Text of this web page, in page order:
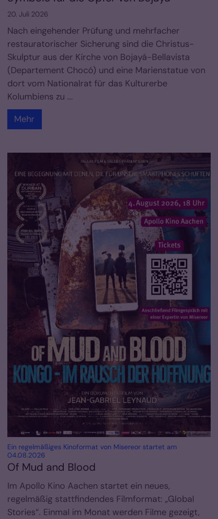
20. Juli 2026
Nach eingehender Prüfung und mehrfacher
restauratorischer Sicherung sind die Christus-
Skulptur aus der Kirche von Bojayá-Bellavista
(Departement Chocó) und eine Marienstatue von
dort vom Nationalrat für das Kulturerbe
Kolumbiens zu ...
Mehr
© Misereor
Ein regelmäßiges Kinoformat von Misereor startet am
04.08.2026
Of Mud and Blood
Im Apollo Kino Aachen startet ein neues,
regelmäßig stattfindendes Filmformat: „Global
Stories“. Einmal im Monat werden Filme gezeigt,